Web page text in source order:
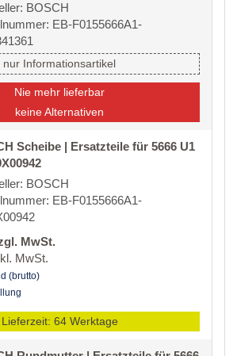
BOSCH
EB-F0155666A1-
nur Informationsartikel
Nie mehr lieferbar
keine Alternativen
Scheibe | Ersatzteile für 5666 U1
BOSCH
EB-F0155666A1-
MwSt.
MwSt.
(brutto)
Lieferzeit: 64 Werktage